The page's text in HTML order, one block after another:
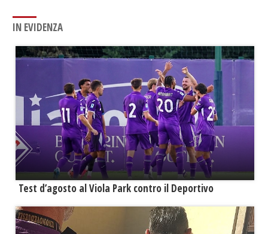
IN EVIDENZA
Test d’agosto al Viola Park contro il Deportivo